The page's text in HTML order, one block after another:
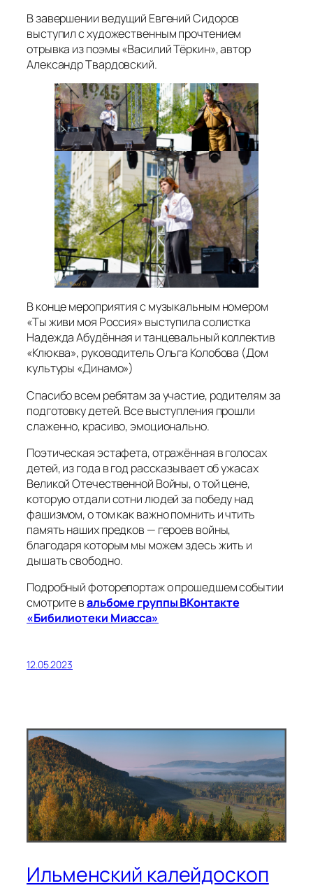
В завершении ведущий Евгений Сидоров
выступил с художественным прочтением
отрывка из поэмы «Василий Тёркин», автор
Александр Твардовский.
В конце мероприятия с музыкальным номером
«Ты живи моя Россия» выступила солистка
Надежда Абудённая и танцевальный коллектив
«Клюква», руководитель Ольга Колобова (Дом
культуры «Динамо»)
Спасибо всем ребятам за участие, родителям за
подготовку детей. Все выступления прошли
слаженно, красиво, эмоционально.
Поэтическая эстафета, отражённая в голосах
детей, из года в год рассказывает об ужасах
Великой Отечественной Войны, о той цене,
которую отдали сотни людей за победу над
фашизмом, о том как важно помнить и чтить
память наших предков — героев войны,
благодаря которым мы можем здесь жить и
дышать свободно.
Подробный фоторепортаж о прошедшем событии
смотрите вальбоме группы ВКонтакте
«Бибилиотеки Миасса»
12.05.2023
Ильменский калейдоскоп